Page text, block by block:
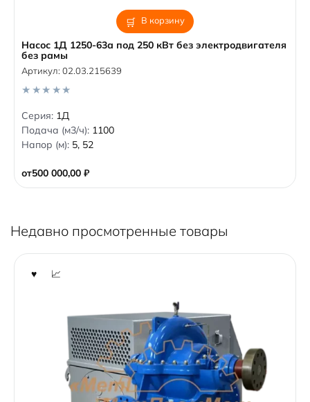
В корзину
Насос 1Д 1250-63а под 250 кВт без электродвигателя
без рамы
от500 000,00 ₽
Артикул: 02.03.215639
0
o
u
t
o
5
Серия: 1Д
Подача (м3/ч): 1100
Напор (м): 5, 52
Недавно просмотренные товары